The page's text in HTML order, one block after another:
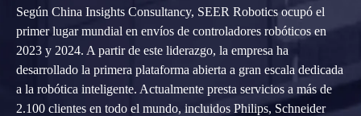
Según China Insights Consultancy, SEER Robotics ocupó el
primer lugar mundial en envíos de controladores robóticos en
2023 y 2024. A partir de este liderazgo, la empresa ha
desarrollado la primera plataforma abierta a gran escala dedicada
a la robótica inteligente. Actualmente presta servicios a más de
2.100 clientes en todo el mundo, incluidos Philips, Schneider